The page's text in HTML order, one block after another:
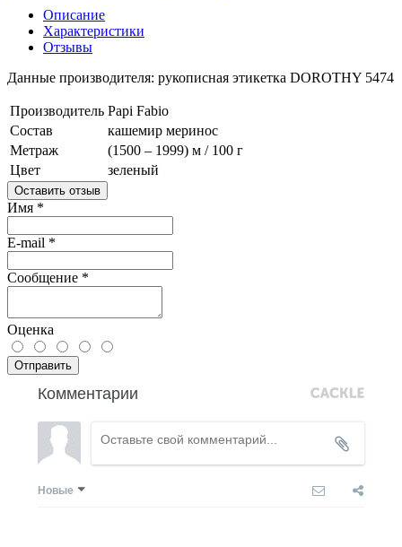
Описание
Характеристики
Отзывы
Данные производителя: рукописная этикетка DOROTHY 5474
Производитель Papi Fabio
Состав
кашемир меринос
Метраж
(1500 – 1999) м / 100 г
Цвет
зеленый
Оставить отзыв
Имя *
E-mail *
Сообщение *
Оценка
Отправить
Комментарии
Новые